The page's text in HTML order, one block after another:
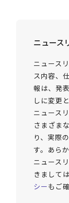
ニュース
ニュース
ス内容、
報は、発
しに変更
ニュース
さまざま
り、実際
す。あら
ニュース
きましては
シーもご